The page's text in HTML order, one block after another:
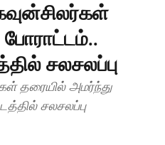
சலசலப்பு
தரையில் அமர்ந்து
சலசலப்பு